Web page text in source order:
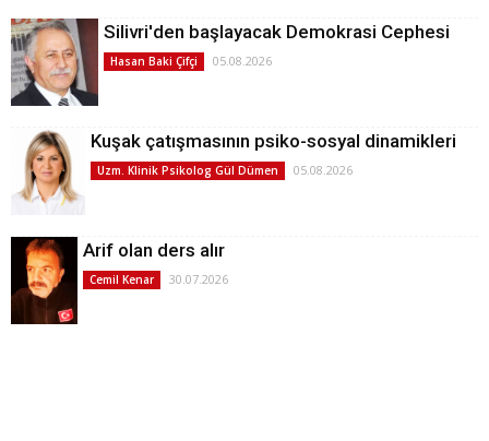
Silivri'den başlayacak Demokrasi Cephesi
Hasan Baki Çifçi 05.08.2026
Kuşak çatışmasının psiko-sosyal dinamikleri
Uzm. Klinik Psikolog Gül Dümen 05.08.2026
Arif olan ders alır
Cemil Kenar 30.07.2026